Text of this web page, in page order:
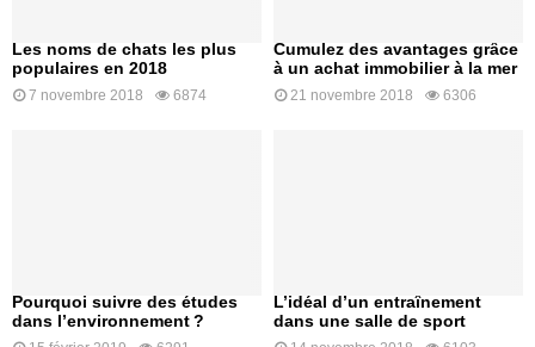
Les noms de chats les plus
populaires en 2018
7 novembre 2018 6874
Cumulez des avantages grâce
à un achat immobilier à la mer
21 novembre 2018 6306
Pourquoi suivre des études
dans l’environnement ?
L’idéal d’un entraînement
dans une salle de sport